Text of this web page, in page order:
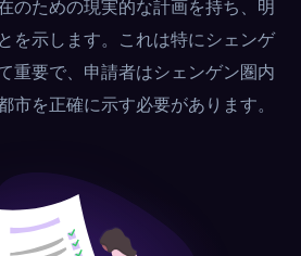
のための現実的な計画を持ち、明
を示します。これは特にシェンゲ
重要で、申請者はシェンゲン圏内
市を正確に示す必要があります。